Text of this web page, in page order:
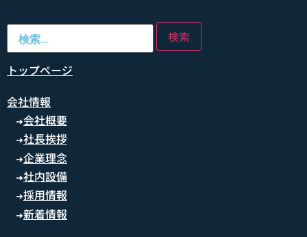
トップページ
会社情報
➜会社概要
➜社長挨拶
➜企業理念
➜社内設備
➜採用情報
➜新着情報